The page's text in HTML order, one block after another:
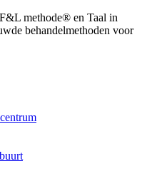
methode® en Taal in
behandelmethoden voor